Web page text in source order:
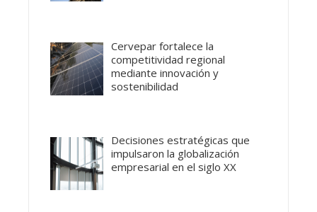
Cervepar fortalece la
competitividad regional
mediante innovación y
sostenibilidad
Decisiones estratégicas que
impulsaron la globalización
empresarial en el siglo XX